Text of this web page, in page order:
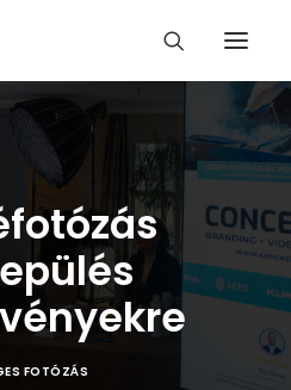
FOTÓZÁS